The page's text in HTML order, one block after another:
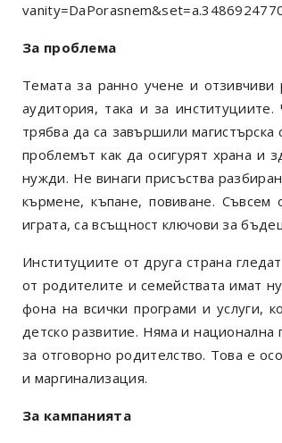
За проблема
Темата за ранно учене и отзивчиви
аудитория, така и за
трябва да са завършили
проблемът как да осигурят храна и
нужди. Не винаги присъства
кърмене, къпане, повиване. Съвсем
играта, са всъщност ключови за
Институциите от друга страна
от родителите и семействата имат
фона на всички програми и услуги,
детско развитие. Няма и
за отговорно родителство. Това е
и маргинализация.
За кампанията